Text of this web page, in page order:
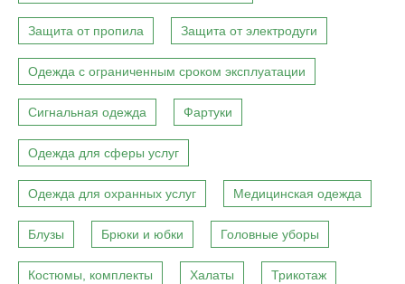
Защита от пропила Защита от электродуги
Одежда с ограниченным сроком эксплуатации
Сигнальная одежда Фартуки
Одежда для сферы услуг
Одежда для охранных услуг Медицинская одежда
Блузы Брюки и юбки Головные уборы
Костюмы, комплекты Халаты Трикотаж